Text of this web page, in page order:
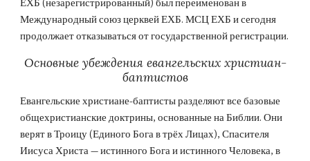
ЕХБ (незарегистрированный) был переименован в
Международный союз церквей ЕХБ. МСЦ ЕХБ и сегодня
продолжает отказываться от государственной регистрации.
Основные убеждения евангельских христиан-
баптистов
Евангельские христиане-баптисты разделяют все базовые
общехристианские доктрины, основанные на Библии. Они
верят в Троицу (Единого Бога в трёх Лицах), Спасителя
Иисуса Христа — истинного Бога и истинного Человека, в